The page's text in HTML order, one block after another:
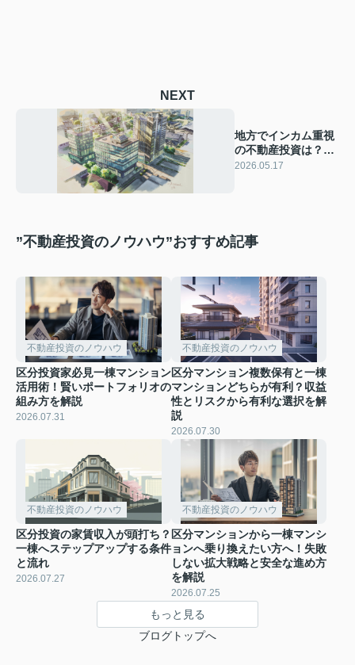
NEXT
地方でインカム重視
の不動産投資は？都
市部で資産価値重視
2026.05.17
”不動産投資のノウハウ”おすすめ記事
不動産投資のノウハウ
区分投資家必見一棟マンション
活用術！賢いポートフォリオの
組み方を解説
2026.07.31
不動産投資のノウハウ
区分マンション複数保有と一棟
マンションどちらが有利？収益
性とリスクから有利な選択を解
説
2026.07.30
不動産投資のノウハウ
区分投資の家賃収入が頭打ち？
一棟へステップアップする条件
と流れ
2026.07.27
不動産投資のノウハウ
区分マンションから一棟マンシ
ョンへ乗り換えたい方へ！失敗
しない拡大戦略と安全な進め方
を解説
2026.07.25
もっと見る
ブログトップへ